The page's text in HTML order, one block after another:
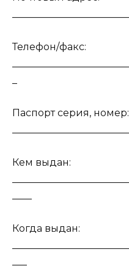
Телефон/факс:
Паспорт серия, номер:
Кем выдан:
Когда выдан: